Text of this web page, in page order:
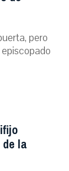
pero
la